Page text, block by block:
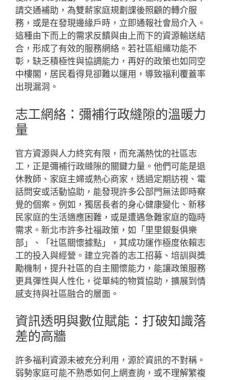
請交通補助，為雙薪家庭規劃課後照顧的轉介服
務，或是在發現邊緣戶時，立即通報社會局介入。
這種由下而上的需求反饋與由上而下的資源輸送結
合，形成了有效的服務網絡。若社區組織功能不
彰，缺乏積極性與協調能力，再好的政策也如同空
中樓閣，居民看得見卻難以運用，導致福利覆蓋率
出現漏洞。
志工網絡：彌補行政縫隙的溫暖力
量
官方資源與人力終究有限，而充滿熱忱的社區志
工，正是彌補行政縫隙的關鍵力量。他們可能是退
休教師、家庭主婦或熱心商家，透過定期訪視、電
話問安或活動協助，能發現許多公部門無法即時察
覺的個案。例如，獨居長者的身心健康變化、新移
民家庭的生活適應困難，或是遭遇急難家庭的臨時
需求。新北市許多社福政策，如「里里銀髮俱樂
部」、「社區關懷據點」，其成功運作極度依賴志
工的投入與經營。建立完善的志工招募、培訓與獎
勵機制，提升社區的自主關懷能力，能讓政策服務
更具彈性與人性化，從單純的物質協助，擴展到情
感支持與社區融合的層面。
資訊透明與數位賦能：打破知識落
差的高牆
許多福利資源未被充分利用，源於資訊的不對稱。
弱勢家庭可能不熟悉如何上網查詢，或不理解繁複